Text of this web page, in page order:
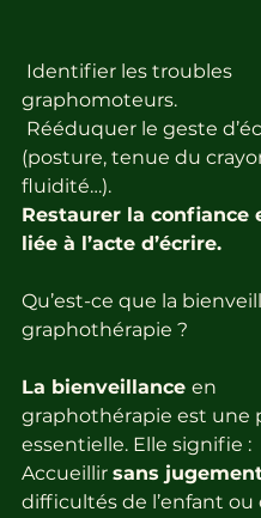
graphomoteurs.
(posture, tenue du
fluidité…).
Restaurer la confiance
liée à l’acte d’écrire.
Qu’est-ce que la
graphothérapie ?
La bienveillance en
graphothérapie est une
essentielle. Elle signifie :
Accueillir sans
difficultés de l’enfant ou